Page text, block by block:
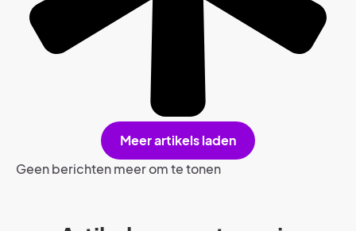
Meer artikels laden
Geen berichten meer om te tonen